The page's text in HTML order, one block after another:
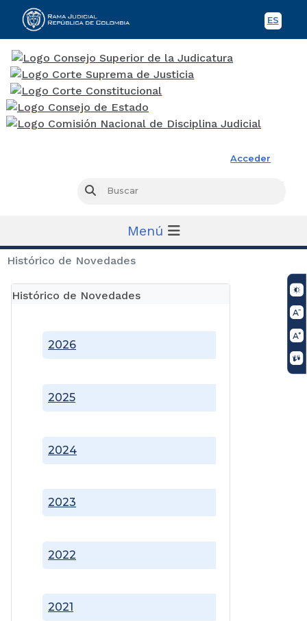
ES
Acceder
Buscar
Menú
Histórico de Novedades
Histórico de Novedades
2021
2022
2023
2024
2025
2026